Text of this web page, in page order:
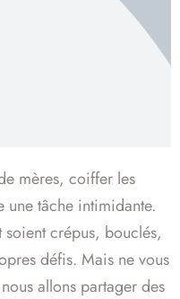
mères, coiffer les
une tâche intimidante.
crépus, bouclés,
défis. Mais ne vous
allons partager des